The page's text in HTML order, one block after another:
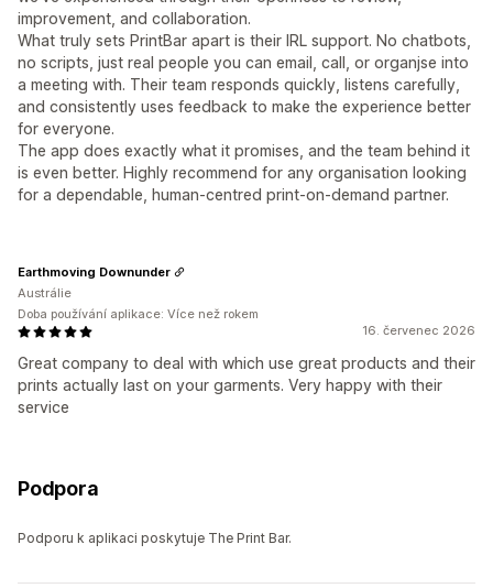
improvement, and collaboration.
What truly sets PrintBar apart is their IRL support. No chatbots,
no scripts, just real people you can email, call, or organjse into
a meeting with. Their team responds quickly, listens carefully,
and consistently uses feedback to make the experience better
for everyone.
The app does exactly what it promises, and the team behind it
is even better. Highly recommend for any organisation looking
for a dependable, human‑centred print‑on‑demand partner.
16. červenec 2026
Great company to deal with which use great products and their
prints actually last on your garments. Very happy with their
service
Earthmoving Downunder
Austrálie
Doba používání aplikace: Více než rokem
Podpora
Podporu k aplikaci poskytuje The Print Bar.